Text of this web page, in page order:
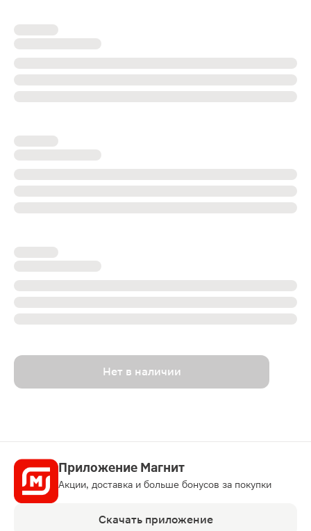
Нет в наличии
Приложение Магнит
Акции, доставка и больше бонусов за покупки
Скачать приложение